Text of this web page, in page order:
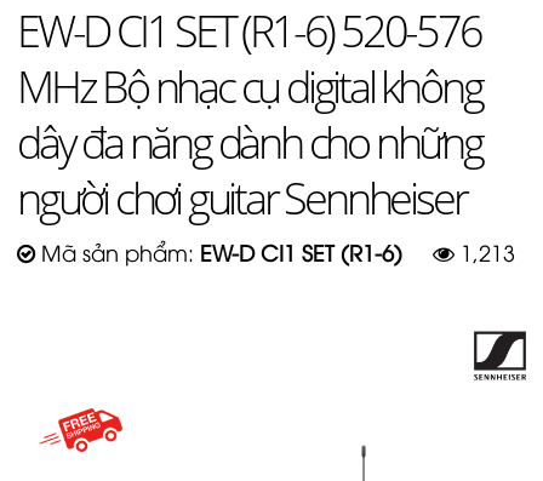
EW-D CI1 SET (R1-6) 520-576
MHz Bộ nhạc cụ digital không
dây đa năng dành cho những
người chơi guitar Sennheiser
Mã sản phẩm: EW-D CI1 SET (R1-6) 1,213